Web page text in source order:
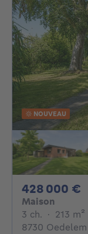
NOUVEAU
428 000 €
Maison
3 ch. 3 chambres
· 213 m²
8730 Oedelem